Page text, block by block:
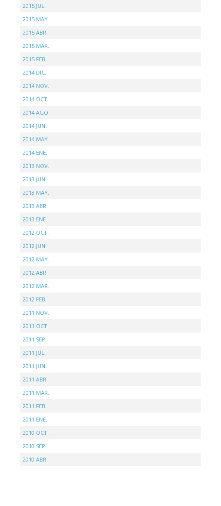
2015 JUL.
2015 MAY.
2015 ABR.
2015 MAR.
2015 FEB.
2014 DIC.
2014 NOV.
2014 OCT.
2014 AGO.
2014 JUN.
2014 MAY.
2014 ENE.
2013 NOV.
2013 JUN.
2013 MAY.
2013 ABR.
2013 ENE.
2012 OCT.
2012 JUN.
2012 MAY.
2012 ABR.
2012 MAR.
2012 FEB.
2011 NOV.
2011 OCT.
2011 SEP.
2011 JUL.
2011 JUN.
2011 ABR.
2011 MAR.
2011 FEB.
2011 ENE.
2010 OCT.
2010 SEP.
2010 ABR.